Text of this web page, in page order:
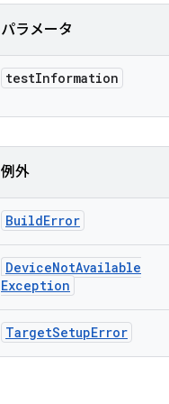
パラメータ
testInformation
例外
BuildError
DeviceNotAvailable
Exception
TargetSetupError